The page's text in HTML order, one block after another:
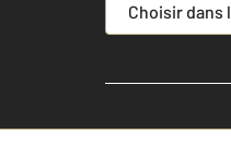
Choisir dans